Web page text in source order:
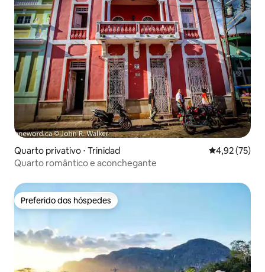
Quarto privativo ⋅ Trinidad 4,92 de uma
4,92 (75)
Quarto romântico e aconchegante
Preferido dos hóspedes
Preferido dos hóspedes